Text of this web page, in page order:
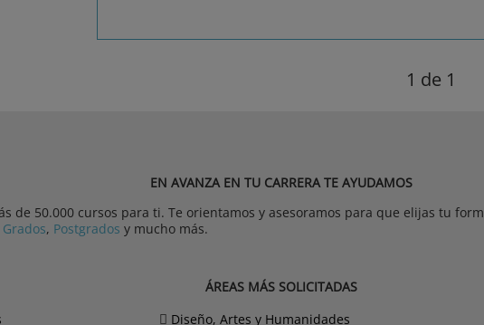
1 de 1
EN AVANZA EN TU CARRERA TE AYUDAMOS
de 50.000 cursos para ti. Te orientamos y asesoramos para que elijas tu
Grados, Postgrados y mucho más.
ÁREAS MÁS SOLICITADAS
Diseño, Artes y Humanidades